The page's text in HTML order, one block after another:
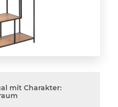
mit Charakter: